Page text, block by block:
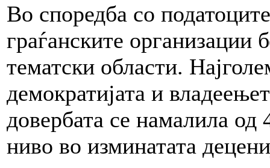
Во споредба со
граѓанските организации
тематски области.
демократијата и
довербата се намалила
ниво во изминатата